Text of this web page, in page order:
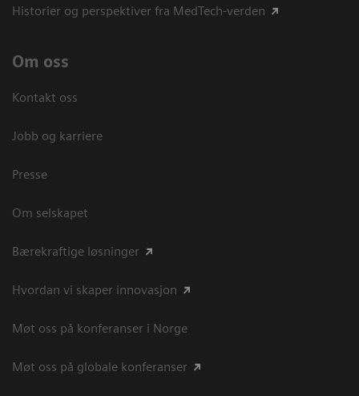
Historier og perspektiver fra MedTech-verden
Om oss
Kontakt oss
Jobb og karriere
Presse
Om selskapet
Bærekraftige løsninger
Hvordan vi skaper innovasjon
Møt oss på konferanser i Norge
Møt oss på globale konferanser